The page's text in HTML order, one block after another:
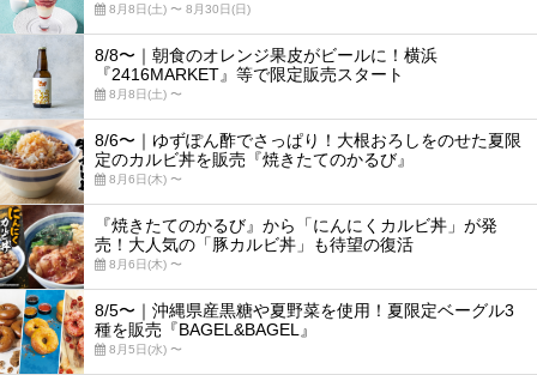
8月8日(土) 〜 8月30日(日)
8/8〜｜朝食のオレンジ果皮がビールに！横浜
『2416MARKET』等で限定販売スタート
8月8日(土) 〜
8/6〜｜ゆずぽん酢でさっぱり！大根おろしをのせた夏限
定のカルビ丼を販売『焼きたてのかるび』
8月6日(木) 〜
『焼きたてのかるび』から「にんにくカルビ丼」が発
売！大人気の「豚カルビ丼」も待望の復活
8月6日(木) 〜
8/5〜｜沖縄県産黒糖や夏野菜を使用！夏限定ベーグル3
種を販売『BAGEL&BAGEL』
8月5日(水) 〜